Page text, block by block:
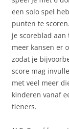
een solo spel
punten te
je scoreblad aan
meer kansen er
zodat je
score mag
met veel meer
kinderen vanaf
tieners.